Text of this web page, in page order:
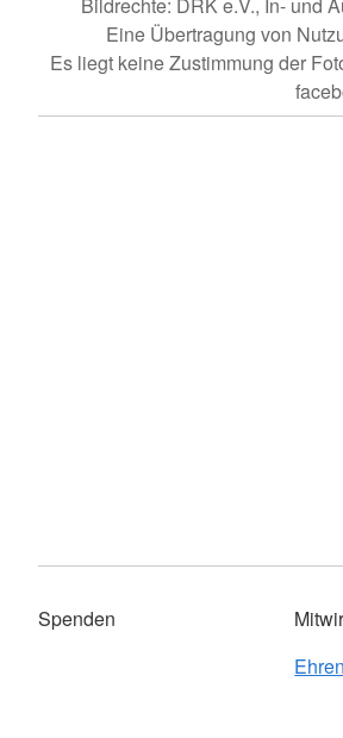
Bildrechte: DRK e.V., In- und
Eine Übertragung von
Es liegt keine Zustimmung der
Spenden